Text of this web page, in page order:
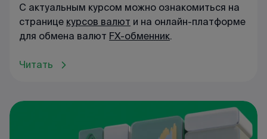
С актуальным курсом можно ознакомиться на
странице курсов валют и на онлайн-платформе
для обмена валют FX-обменник.
Читать